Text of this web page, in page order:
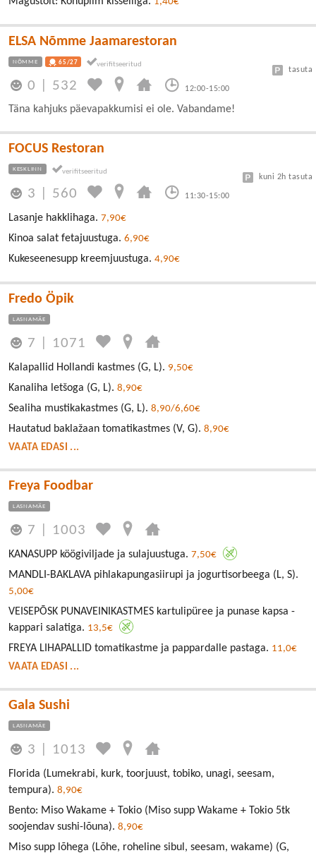
ELSA Nõmme Jaamarestoran
NÕMME 65/27
0 532 12:00-15:00
tasuta
Täna kahjuks päevapakkumisi ei ole. Vabandame!
FOCUS Restoran
KESKLINN
3 560 11:30-15:00
kuni 2h tasuta
Lasanje hakklihaga. 7,90€
Kinoa salat fetajuustuga. 6,90€
Kukeseenesupp kreemjuustuga. 4,90€
Fredo Öpik
LASNAMÄE
7 1071
Kalapallid Hollandi kastmes (G, L). 9,50€
Kanaliha letšoga (G, L). 8,90€
Sealiha mustikakastmes (G, L). 8,90/6,60€
Hautatud baklažaan tomatikastmes (V, G). 8,90€
VAATA EDASI ...
Freya Foodbar
LASNAMÄE
7 1003
KANASUPP köögiviljade ja sulajuustuga. 7,50€
MANDLI-BAKLAVA pihlakapungasiirupi ja jogurtisorbeega (L, S).
5,00€
VEISEPÕSK PUNAVEINIKASTMES kartulipüree ja punase kapsa -
kappari salatiga. 13,5€
FREYA LIHAPALLID tomatikastme ja pappardalle pastaga. 11,0€
VAATA EDASI ...
Gala Sushi
LASNAMÄE
3 1013
Florida (Lumekrabi, kurk, toorjuust, tobiko, unagi, seesam,
tempura). 8,90€
Bento: Miso Wakame + Tokio (Miso supp Wakame + Tokio 5tk
soojendav sushi-lõuna). 8,90€
Miso supp lõhega (Lõhe, roheline sibul, seesam, wakame) (G,